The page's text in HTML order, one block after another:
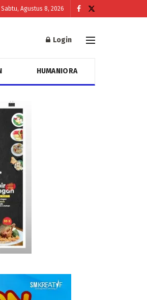
Sabtu, Agustus 8, 2026
Login
HUMANIORA